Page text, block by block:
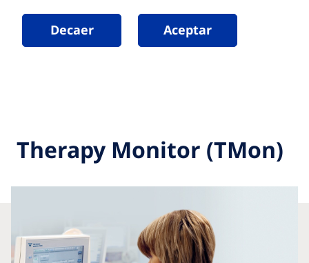
Decaer Aceptar
Therapy Monitor (TMon)